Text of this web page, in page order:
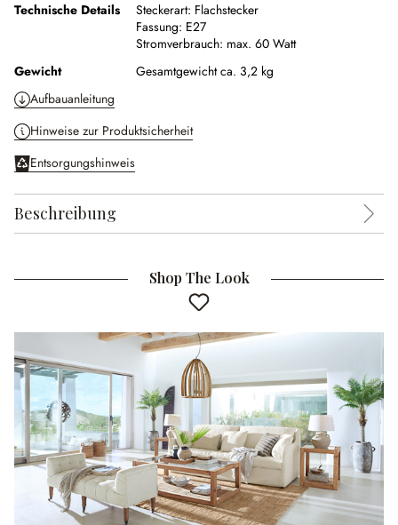
Technische Details
Steckerart: Flachstecker
Fassung: E27
Stromverbrauch: max. 60 Watt
Gewicht
Gesamtgewicht ca. 3,2 kg
Aufbauanleitung
Hinweise zur Produktsicherheit
Entsorgungshinweis
Beschreibung
Shop The Look